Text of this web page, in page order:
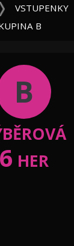
VSTUPENKY
B
B
6 HER